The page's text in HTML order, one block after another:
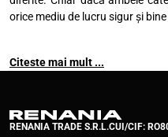
orice mediu de lucru sigur și
Citeste mai mult ...
RENANIA TRADE S.R.L.CUI/CIF: